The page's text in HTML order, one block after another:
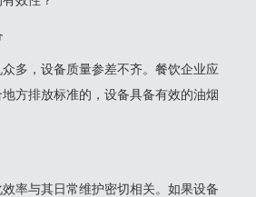
多，设备质量参差不齐。餐饮企业应
方排放标准的，设备具备有效的油烟
率与其日常维护密切相关。如果设备